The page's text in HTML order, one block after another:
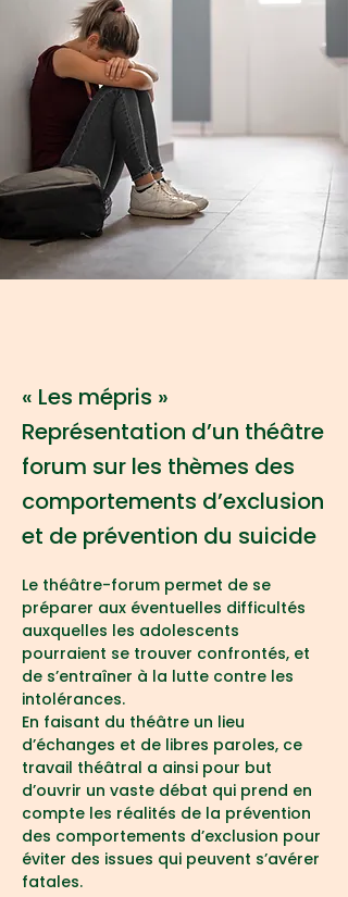
« Les mépris »
Représentation d’un théâtre
forum sur les thèmes des
comportements d’exclusion
et de prévention du suicide
Le théâtre-forum permet de se
préparer aux éventuelles difficultés
auxquelles les adolescents
pourraient se trouver confrontés, et
de s’entraîner à la lutte contre les
intolérances.
En faisant du théâtre un lieu
d’échanges et de libres paroles, ce
travail théâtral a ainsi pour but
d’ouvrir un vaste débat qui prend en
compte les réalités de la prévention
des comportements d’exclusion pour
éviter des issues qui peuvent s’avérer
fatales.